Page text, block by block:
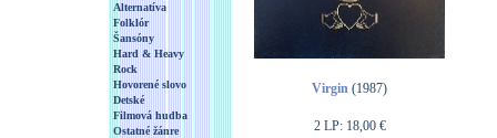
Alternatíva
Folklór
Šansóny
Hard & Heavy
Rock
Hovorené slovo
Detské
Filmová hudba
Ostatné žánre
Virgin (1987)
2 LP: 18,00 €